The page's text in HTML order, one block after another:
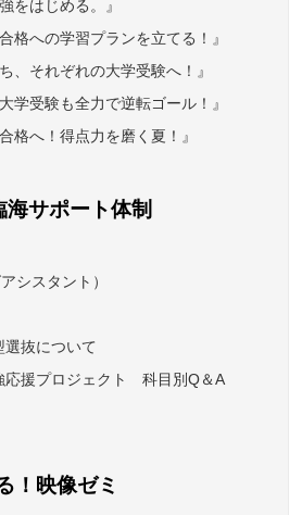
をはじめる。』
格への学習プランを立てる！』
、それぞれの大学受験へ！』
学受験も全力で逆転ゴール！』
格へ！得点力を磨く夏！』
サポート体制
シスタント）
抜について
応援プロジェクト 科目別Q＆A
！映像ゼミ